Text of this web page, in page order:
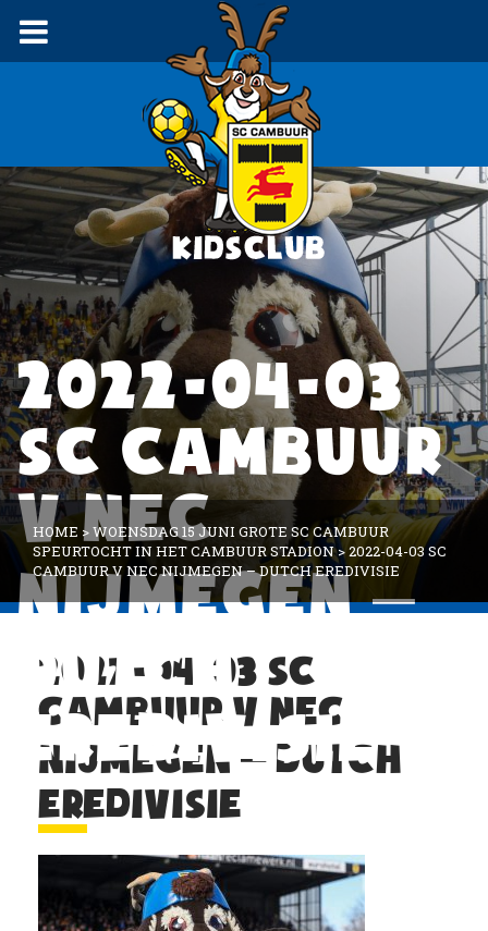
2022-04-03
SC CAMBUUR
V NEC
NIJMEGEN –
DUTCH
EREDIVISIE
HOME >WOENSDAG 15 JUNI GROTE SC CAMBUUR
SPEURTOCHT IN HET CAMBUUR STADION>2022-04-03 SC
CAMBUUR V NEC NIJMEGEN – DUTCH EREDIVISIE
2022-04-03 SC
CAMBUUR V NEC
NIJMEGEN – DUTCH
EREDIVISIE